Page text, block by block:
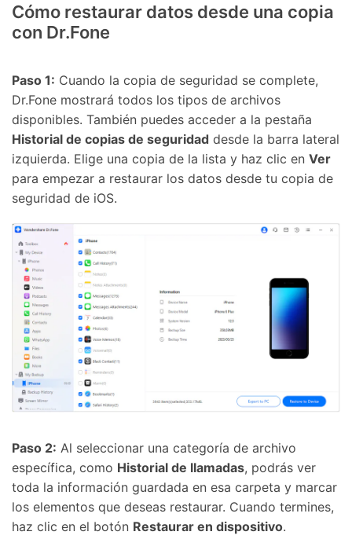
Cómo restaurar datos desde una copia
con Dr.Fone
Paso 1: Cuando la copia de seguridad se complete,
Dr.Fone mostrará todos los tipos de archivos
disponibles. También puedes acceder a la pestaña
Historial de copias de seguridad desde la barra lateral
izquierda. Elige una copia de la lista y haz clic en Ver
para empezar a restaurar los datos desde tu copia de
seguridad de iOS.
Paso 2: Al seleccionar una categoría de archivo
específica, como Historial de llamadas, podrás ver
toda la información guardada en esa carpeta y marcar
los elementos que deseas restaurar. Cuando termines,
haz clic en el botón Restaurar en dispositivo.